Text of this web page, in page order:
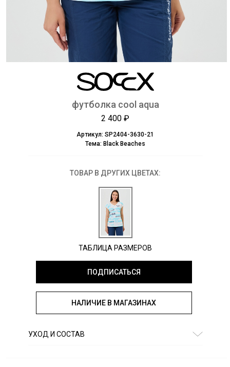
футболка cool aqua
2 400 ₽
Артикул: SP2404-3630-21
Тема: Black Beaches
ТОВАР В ДРУГИХ ЦВЕТАХ:
ТАБЛИЦА РАЗМЕРОВ
ПОДПИСАТЬСЯ
НАЛИЧИЕ В МАГАЗИНАХ
УХОД И СОСТАВ